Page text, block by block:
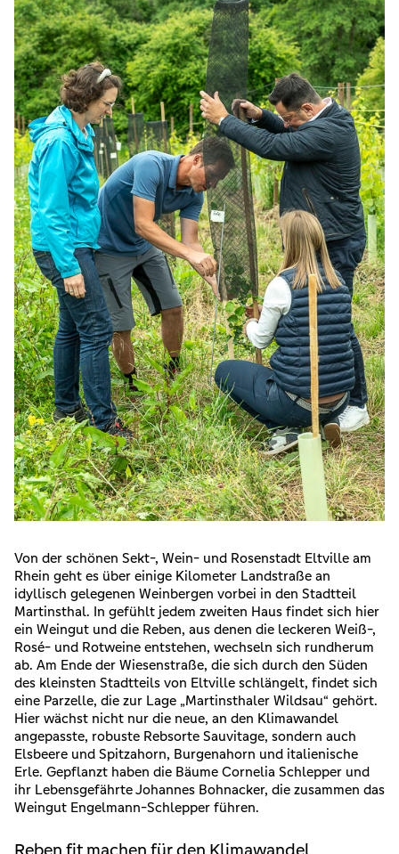
Von der schönen Sekt-, Wein- und Rosenstadt Eltville am
Rhein geht es über einige Kilometer Landstraße an
idyllisch gelegenen Weinbergen vorbei in den Stadtteil
Martinsthal. In gefühlt jedem zweiten Haus findet sich hier
ein Weingut und die Reben, aus denen die leckeren Weiß-,
Rosé- und Rotweine entstehen, wechseln sich rundherum
ab. Am Ende der Wiesenstraße, die sich durch den Süden
des kleinsten Stadtteils von Eltville schlängelt, findet sich
eine Parzelle, die zur Lage „Martinsthaler Wildsau“ gehört.
Hier wächst nicht nur die neue, an den Klimawandel
angepasste, robuste Rebsorte Sauvitage, sondern auch
Elsbeere und Spitzahorn, Burgenahorn und italienische
Erle. Gepflanzt haben die Bäume Cornelia Schlepper und
ihr Lebensgefährte Johannes Bohnacker, die zusammen das
Weingut Engelmann-Schlepper führen.
Reben fit machen für den Klimawandel